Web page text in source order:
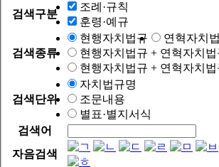
검색구분
조례·규칙
훈령·예규
검색종류
현행자치법규 연혁자치
현행자치법규 + 연혁자치법
현행자치법규 + 연혁자치
검색단위
자치법규명
조문내용
별표·별지서식
검색어
자음검색